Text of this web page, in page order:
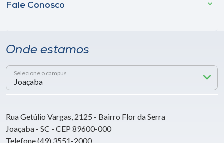
Fale Conosco
Onde estamos
Selecione o campus
Rua Getúlio Vargas, 2125 - Bairro Flor da Serra
Joaçaba - SC - CEP 89600-000
Telefone (49) 3551-2000